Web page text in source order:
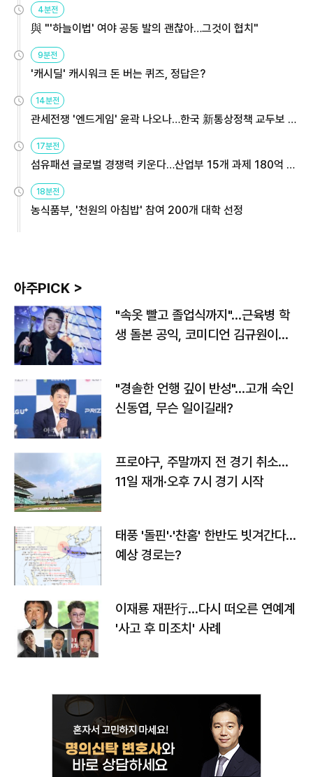
4분전
與 "'하늘이법' 여야 공동 발의 괜찮아…그것이 협치"
9분전
'캐시딜' 캐시워크 돈 버는 퀴즈, 정답은?
14분전
관세전쟁 '엔드게임' 윤곽 나오나…한국 新통상정책 교두보 활
용해야
17분전
섬유패션 글로벌 경쟁력 키운다…산업부 15개 과제 180억 지
원
18분전
농식품부, '천원의 아침밥' 참여 200개 대학 선정
아주PICK >
"속옷 빨고 졸업식까지"…근육병 학
생 돌본 공익, 코미디언 김규원이었
"경솔한 언행 깊이 반성"…고개 숙인
신동엽, 무슨 일이길래?
프로야구, 주말까지 전 경기 취소…
11일 재개·오후 7시 경기 시작
태풍 '돌핀'·'찬홈' 한반도 빗겨간다…
예상 경로는?
이재룡 재판行…다시 떠오른 연예계
'사고 후 미조치' 사례